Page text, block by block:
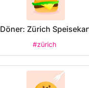
Zürich
#zürich